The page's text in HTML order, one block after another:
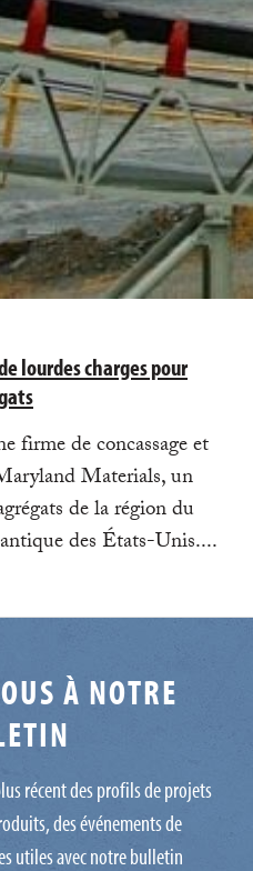
lourdes charges pour
firme de concassage et
Materials, un
de la région du
des États-Unis....
À NOTRE
récent des profils de projets
des événements de
utiles avec notre bulletin